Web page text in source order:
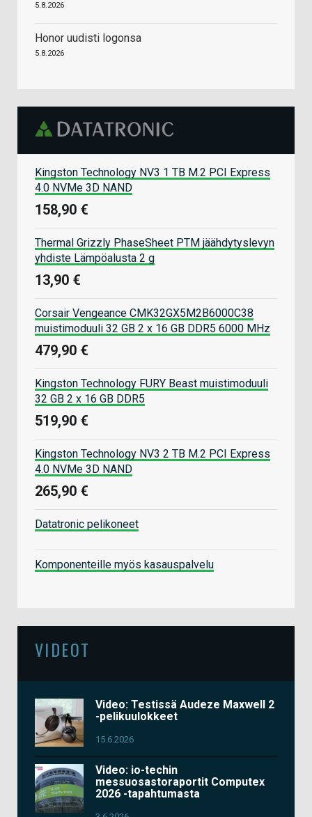
5.8.2026
Honor uudisti logonsa
5.8.2026
Kingston Technology NV3 1 TB M.2 PCI Express
4.0 NVMe 3D NAND
158,90 €
Thermal Grizzly PhaseSheet PTM jäähdytyslevyn
yhdiste Lämpöalusta 2 g
13,90 €
Corsair Vengeance CMK32GX5M2B6000C38
muistimoduuli 32 GB 2 x 16 GB DDR5 6000 MHz
479,90 €
Kingston Technology FURY Beast muistimoduuli
32 GB 2 x 16 GB DDR5
519,90 €
Kingston Technology NV3 2 TB M.2 PCI Express
4.0 NVMe 3D NAND
265,90 €
Datatronic pelikoneet
Komponenteille myös kasauspalvelu
VIDEOT
Video: Testissä Audeze Maxwell 2
-pelikuulokkeet
15.6.2026
Video: io-techin
messuosastoraportit Computex
2026 -tapahtumasta